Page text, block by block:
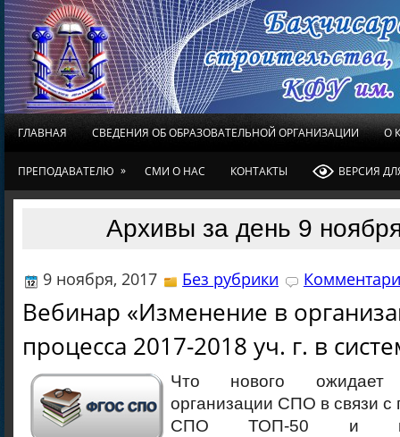
ГЛАВНАЯ СВЕДЕНИЯ ОБ ОБРАЗОВАТЕЛЬНОЙ ОРГАНИЗАЦИИ О
ПРЕПОДАВАТЕЛЮ » СМИ О НАС КОНТАКТЫ ВЕРСИЯ
Архивы за день 9
9 ноября, 2017 Без рубрики
Вебинар «Изменение в
процесса 2017-2018 уч. г. в
Что нового ожидает
организации СПО в связи
СПО ТОП-50 и